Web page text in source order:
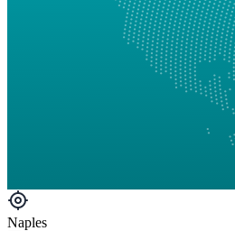
Naples